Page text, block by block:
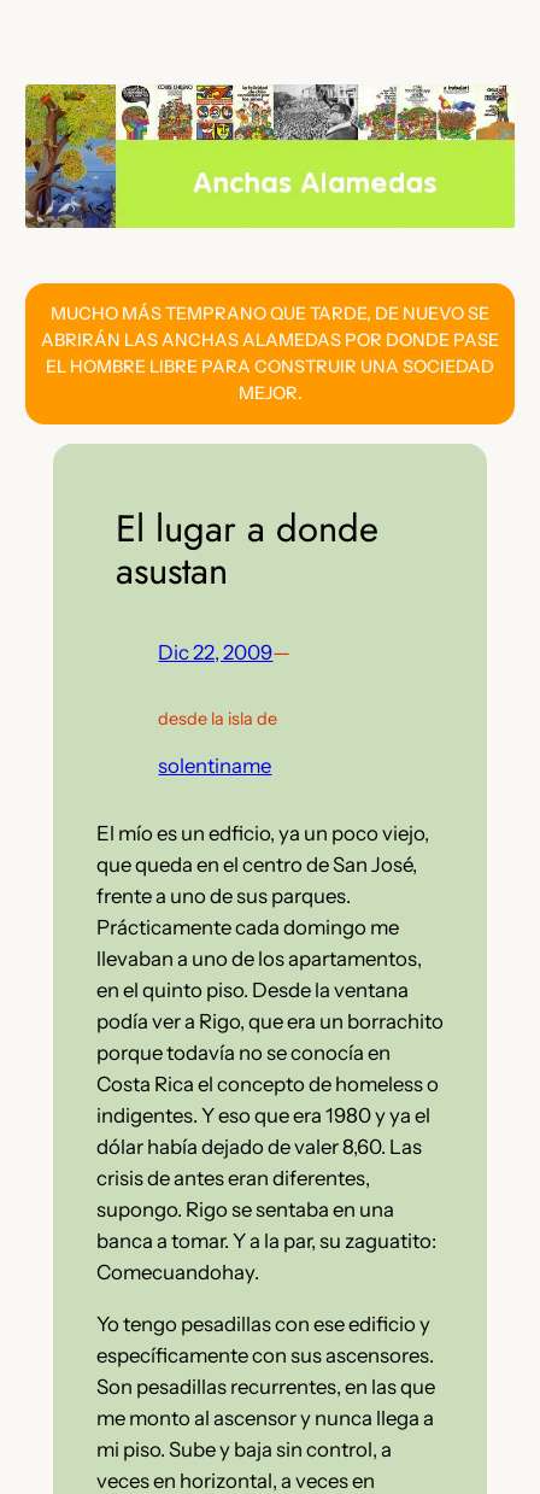
contenido
MUCHO MÁS TEMPRANO QUE TARDE, DE NUEVO SE
ABRIRÁN LAS ANCHAS ALAMEDAS POR DONDE PASE
EL HOMBRE LIBRE PARA CONSTRUIR UNA SOCIEDAD
MEJOR.
El lugar a donde
asustan
Dic 22, 2009—
desde la isla de
solentiname
El mío es un edficio, ya un poco viejo,
que queda en el centro de San José,
frente a uno de sus parques.
Prácticamente cada domingo me
llevaban a uno de los apartamentos,
en el quinto piso. Desde la ventana
podía ver a Rigo, que era un borrachito
porque todavía no se conocía en
Costa Rica el concepto de homeless o
indigentes. Y eso que era 1980 y ya el
dólar había dejado de valer 8,60. Las
crisis de antes eran diferentes,
supongo. Rigo se sentaba en una
banca a tomar. Y a la par, su zaguatito:
Comecuandohay.
Yo tengo pesadillas con ese edificio y
específicamente con sus ascensores.
Son pesadillas recurrentes, en las que
me monto al ascensor y nunca llega a
mi piso. Sube y baja sin control, a
veces en horizontal, a veces en